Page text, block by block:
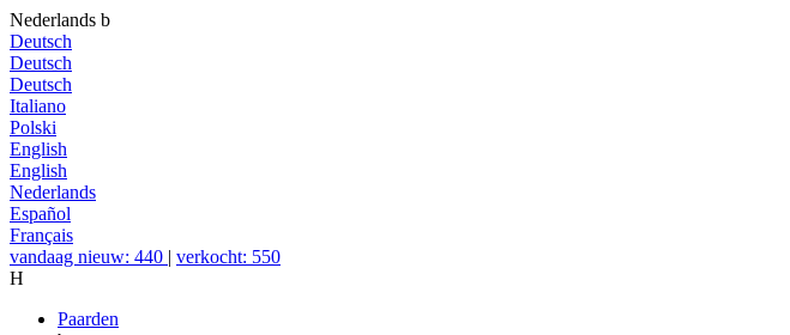
Nederlands b
Deutsch
Deutsch
Deutsch
Italiano
Polski
English
English
Nederlands
Español
Français
vandaag nieuw: 440 | verkocht: 550
H
Paarden